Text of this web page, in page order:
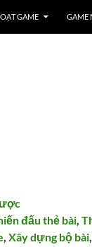
GAME GAME
đấu thẻ bài,
,Xây dựng bộ bài,